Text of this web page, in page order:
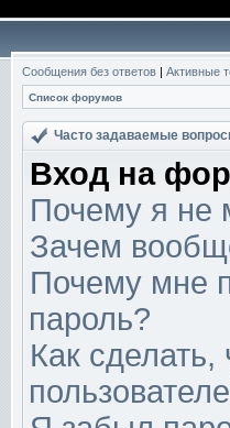
Сообщения без ответов | Активные
Список форумов
Часто задаваемые
Вход на
Почему я не
Зачем
Почему мне
пароль?
Как